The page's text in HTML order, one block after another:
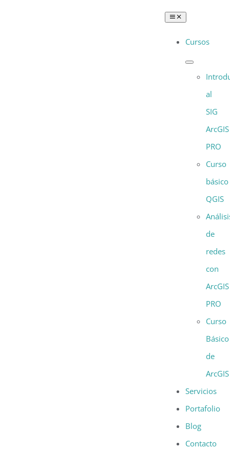
Toggle
Navigation
Cursos
al
SIG
ArcGIS
PRO
Curso
básico
QGIS
de
redes
con
ArcGIS
PRO
Curso
Básico
de
ArcGIS
Servicios
Portafolio
Blog
Contacto